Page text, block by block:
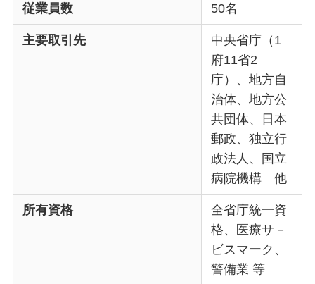
従業員数 50名
主要取引先
中央省庁（1
府11省2
庁）、地方自
治体、地方公
共団体、日本
郵政、独立行
政法人、国立
病院機構 他
所有資格
全省庁統一資
格、医療サ－
ビスマーク、
警備業 等